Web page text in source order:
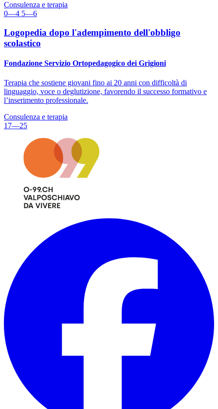
Consulenza e terapia
0—4 5—6
Logopedia dopo l'adempimento dell'obbligo
scolastico
Fondazione Servizio Ortopedagogico dei Grigioni
Terapia che sostiene giovani fino ai 20 anni con difficoltà di
linguaggio, voce o deglutizione, favorendo il successo formativo e
l’inserimento professionale.
Consulenza e terapia
17—25